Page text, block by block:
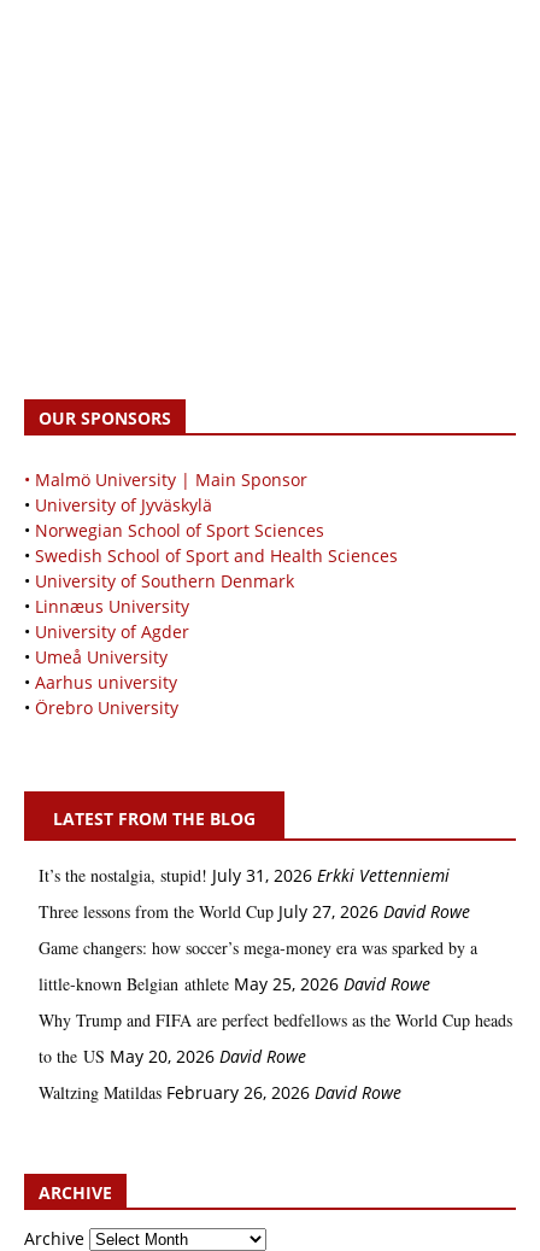
OUR SPONSORS
• Malmö University | Main Sponsor
• University of Jyväskylä
• Norwegian School of Sport Sciences
• Swedish School of Sport and Health Sciences
• University of Southern Denmark
• Linnæus University
• University of Agder
• Umeå University
• Aarhus university
• Örebro University
LATEST FROM THE BLOG
It’s the nostalgia, stupid! July 31, 2026 Erkki Vetten­­niemi
Three lessons from the World Cup July 27, 2026 David Rowe
Game changers: how soccer’s mega‑money era was sparked by a
little‑known Belgian athlete May 25, 2026 David Rowe
Why Trump and FIFA are perfect bedfellows as the World Cup heads
to the US May 20, 2026 David Rowe
Waltzing Matildas February 26, 2026 David Rowe
ARCHIVE
Archive